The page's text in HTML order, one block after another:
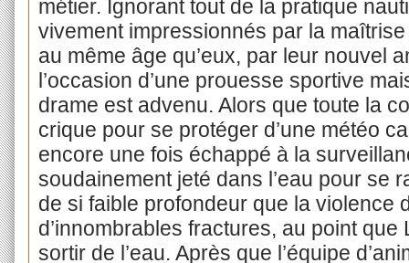
métier. Ignorant tout de la pratique
vivement impressionnés par la
au même âge qu’eux, par leur nouvel
l’occasion d’une prouesse sportive
drame est advenu. Alors que toute la
crique pour se protéger d’une météo
encore une fois échappé à la
soudainement jeté dans l’eau pour se
de si faible profondeur que la violence
d’innombrables fractures, au point
sortir de l’eau. Après que l’équipe